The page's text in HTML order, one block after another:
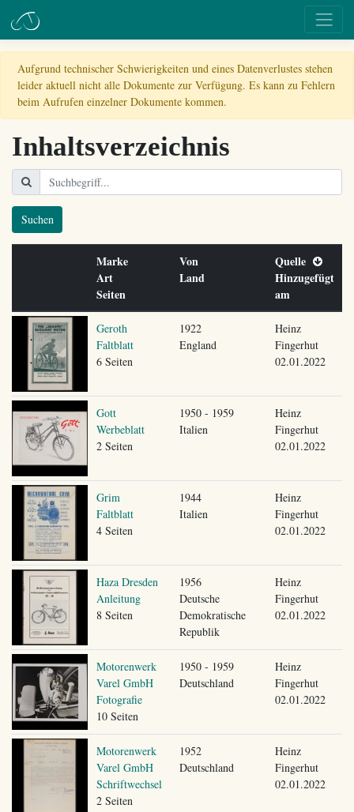
Aufgrund technischer Schwierigkeiten und eines Datenverlustes stehen
leider aktuell nicht alle Dokumente zur Verfügung. Es kann zu Fehlern
beim Aufrufen einzelner Dokumente kommen.
Inhaltsverzeichnis
Suchen
Marke
Art
Seiten
Von
Land
Quelle
Hinzugefügt
am
Geroth
Faltblatt
6 Seiten
1922
England
Heinz
Fingerhut
02.01.2022
Gott
Werbeblatt
2 Seiten
1950 - 1959
Italien
Heinz
Fingerhut
02.01.2022
Grim
Faltblatt
4 Seiten
1944
Italien
Heinz
Fingerhut
02.01.2022
Haza Dresden
Anleitung
8 Seiten
1956
Deutsche
Demokratische
Republik
Heinz
Fingerhut
02.01.2022
Motorenwerk
Varel GmbH
Fotografie
10 Seiten
1950 - 1959
Deutschland
Heinz
Fingerhut
02.01.2022
Motorenwerk
Varel GmbH
Schriftwechsel
2 Seiten
1952
Deutschland
Heinz
Fingerhut
02.01.2022